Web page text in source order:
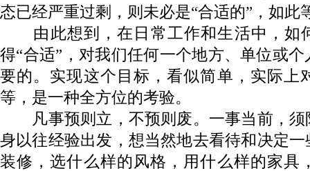
态已经严重过剩，则未必是“合适的”，如此
由此想到，在日常工作和生活中，如
得“合适”，对我们任何一个地方、单位或
要的。实现这个目标，看似简单，实际上
等，是一种全方位的考验。
凡事预则立，不预则废。一事当前，须
身以往经验出发，想当然地去看待和决定
装修，选什么样的风格，用什么样的家具